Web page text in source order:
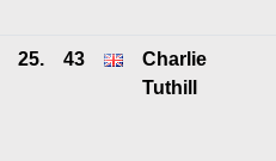
25. 43
Charlie
Tuthill